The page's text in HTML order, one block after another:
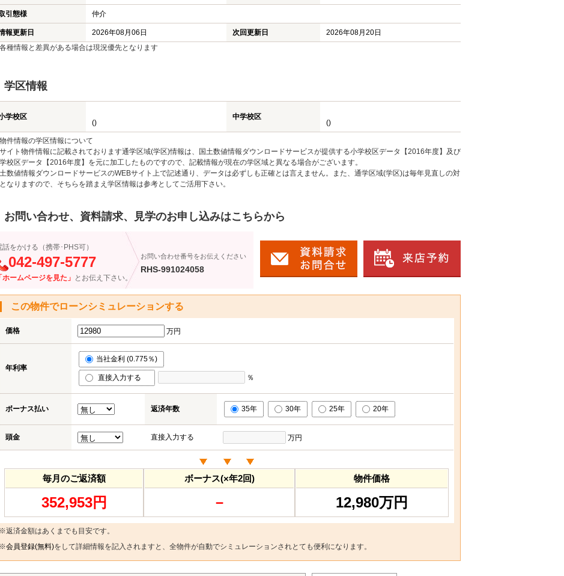
引態様 仲介
報更新日 2026年08月06日 次回更新日
2026年08月20日
種情報と差異がある場合は現況優先となります
学区情報
学校区
()
中学校区
()
件情報の学区情報について
イト物件情報に記載されております通学区域(学区)情報は、国土数値情報ダウンロードサービスが提供する小学校区データ【2016年度】及び
校区データ【2016年度】を元に加工したものですので、記載情報が現在の学区域と異なる場合がございます。
数値情報ダウンロードサービスのWEBサイト上で記述通り、データは必ずしも正確とは言えません。また、通学区域(学区)は毎年見直しの対
なりますので、そちらを踏まえ学区情報は参考としてご活用下さい。
お問い合わせ、資料請求、見学のお申し込みはこちらから
話をかける（携帯･PHS可）
042-497-5777
「ホームページを見た」 とお伝え下さい。
お問い合わせ番号をお伝えください
RHS-991024058
この物件でローンシミュレーションする
価格 万円
年利率
当社金利 (0.775％)
直接入力する ％
ボーナス払い 返済年数 35年 30年 25年 20年
頭金 直接入力する 万円
毎月のご返済額
352,953円
ボーナス(×年2回)
－
物件価格
12,980万円
※返済金額はあくまでも目安です。
※会員登録(無料)をして詳細情報を記入されますと、全物件が自動でシミュレーションされとても便利になります。